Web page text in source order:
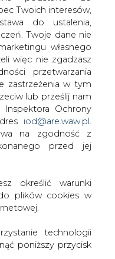
określić warunki
plików cookies w
technologii
poniższy przycisk
Wydawca portalu
i szybki przebieg prac
której pierwsze
tego roku w
sztucznej inteligencji.
włączenie publikacji do